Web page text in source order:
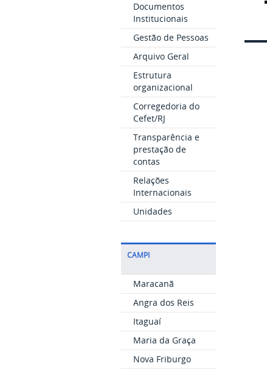
Documentos
Institucionais
Gestão de Pessoas
Arquivo Geral
Estrutura
organizacional
Corregedoria do
Cefet/RJ
Transparência e
prestação de
contas
Relações
Internacionais
Unidades
CAMPI
Maracanã
Angra dos Reis
Itaguaí
Maria da Graça
Nova Friburgo